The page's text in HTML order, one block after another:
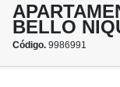
BELLO
Código. 9986991